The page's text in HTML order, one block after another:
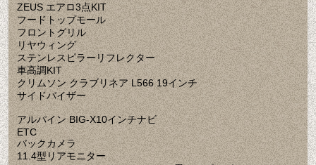
ZEUS エアロ3点KIT
フードトップモール
フロントグリル
リヤウィング
ステンレスピラーリフレクター
車高調KIT
クリムソン クラブリネア L566 19インチ
サイドバイザー
アルパイン BIG-X10インチナビ
ETC
バックカメラ
11.4型リアモニター